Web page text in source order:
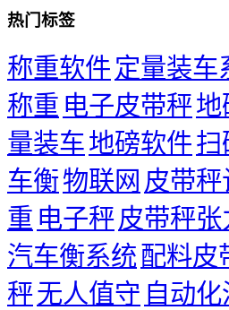
热门标签
称重软件 定量装车
称重 电子皮带秤地
量装车地磅软件扫
车衡物联网 皮带秤
重 电子秤皮带秤张
汽车衡系统 配料皮
秤无人值守 自动